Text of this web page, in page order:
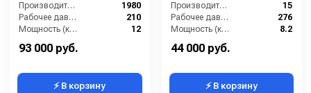
Производительность (л/ч):
1980
Рабочее давление (бар):
210
Мощность (кВт):
12
93 000 руб.
⚡ В корзину
Производительность (л/мин):
15
Рабочее давление (бар):
276
Мощность (кВт):
8.2
Обороты двигателя (об/мин):
44 000 руб.
⚡ В корзину